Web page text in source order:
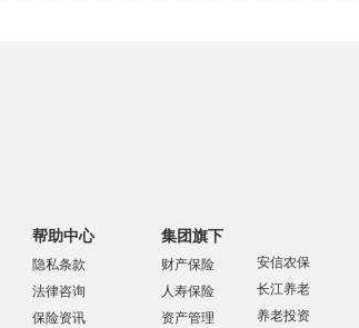
帮助中心
隐私条款
法律咨询
保险资讯
集团旗下
财产保险
人寿保险
资产管理
安信农保
长江养老
养老投资